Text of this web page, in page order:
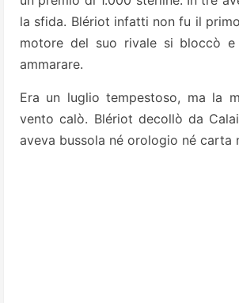
la sfida. Blériot infatti non fu il
motore del suo rivale si bloccò e
ammarare.
Era un luglio tempestoso, ma la
vento calò. Blériot decollò da
aveva bussola né orologio né carta